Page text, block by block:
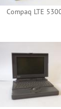
Compaq LTE